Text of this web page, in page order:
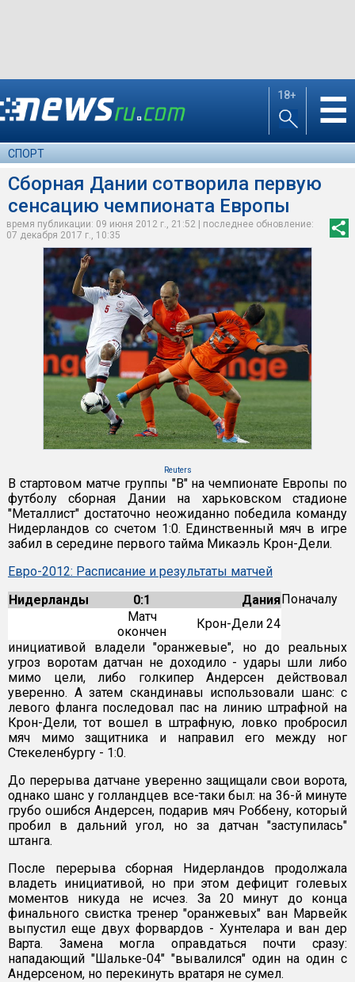
18+ ☰
СПОРТ
Сборная Дании сотворила первую
сенсацию чемпионата Европы
время публикации: 09 июня 2012 г., 21:52 | последнее обновление:
07 декабря 2017 г., 10:35
Reuters
В стартовом матче группы "В" на чемпионате Европы по
футболу сборная Дании на харьковском стадионе
"Металлист" достаточно неожиданно победила команду
Нидерландов со счетом 1:0. Единственный мяч в игре
забил в середине первого тайма Микаэль Крон-Дели.
Евро-2012: Расписание и результаты матчей
Нидерланды
0:1
Дания
Матч
окончен
Крон-Дели 24
Поначалу
инициативой владели "оранжевые", но до реальных
угроз воротам датчан не доходило - удары шли либо
мимо цели, либо голкипер Андерсен действовал
уверенно. А затем скандинавы использовали шанс: с
левого фланга последовал пас на линию штрафной на
Крон-Дели, тот вошел в штрафную, ловко пробросил
мяч мимо защитника и направил его между ног
Стекеленбургу - 1:0.
До перерыва датчане уверенно защищали свои ворота,
однако шанс у голландцев все-таки был: на 36-й минуте
грубо ошибся Андерсен, подарив мяч Роббену, который
пробил в дальний угол, но за датчан "заступилась"
штанга.
После перерыва сборная Нидерландов продолжала
владеть инициативой, но при этом дефицит голевых
моментов никуда не исчез. За 20 минут до конца
финального свистка тренер "оранжевых" ван Марвейк
выпустил еще двух форвардов - Хунтелара и ван дер
Варта. Замена могла оправдаться почти сразу:
нападающий "Шальке-04" "вывалился" один на один с
Андерсеном, но перекинуть вратаря не сумел.